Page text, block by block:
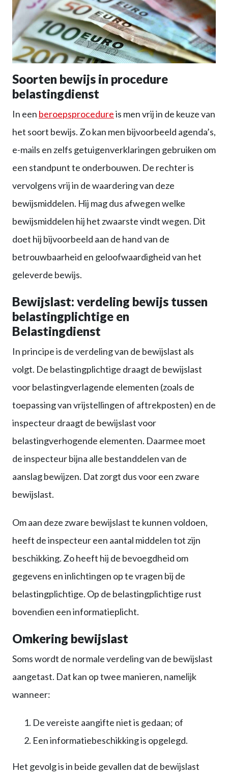
Soorten bewijs in procedure
belastingdienst
In een beroepsprocedureis men vrij in de keuze van
het soort bewijs. Zo kan men bijvoorbeeld agenda’s,
e-mails en zelfs getuigenverklaringen gebruiken om
een standpunt te onderbouwen. De rechter is
vervolgens vrij in de waardering van deze
bewijsmiddelen. Hij mag dus afwegen welke
bewijsmiddelen hij het zwaarste vindt wegen. Dit
doet hij bijvoorbeeld aan de hand van de
betrouwbaarheid en geloofwaardigheid van het
geleverde bewijs.
Bewijslast: verdeling bewijs tussen
belastingplichtige en
Belastingdienst
In principe is de verdeling van de bewijslast als
volgt. De belastingplichtige draagt de bewijslast
voor belastingverlagende elementen (zoals de
toepassing van vrijstellingen of aftrekposten) en de
inspecteur draagt de bewijslast voor
belastingverhogende elementen. Daarmee moet
de inspecteur bijna alle bestanddelen van de
aanslag bewijzen. Dat zorgt dus voor een zware
bewijslast.
Om aan deze zware bewijslast te kunnen voldoen,
heeft de inspecteur een aantal middelen tot zijn
beschikking. Zo heeft hij de bevoegdheid om
gegevens en inlichtingen op te vragen bij de
belastingplichtige. Op de belastingplichtige rust
bovendien een informatieplicht.
Omkering bewijslast
Soms wordt de normale verdeling van de bewijslast
aangetast. Dat kan op twee manieren, namelijk
wanneer:
De vereiste aangifte niet is gedaan; of
Een informatiebeschikking is opgelegd.
Het gevolg is in beide gevallen dat de bewijslast